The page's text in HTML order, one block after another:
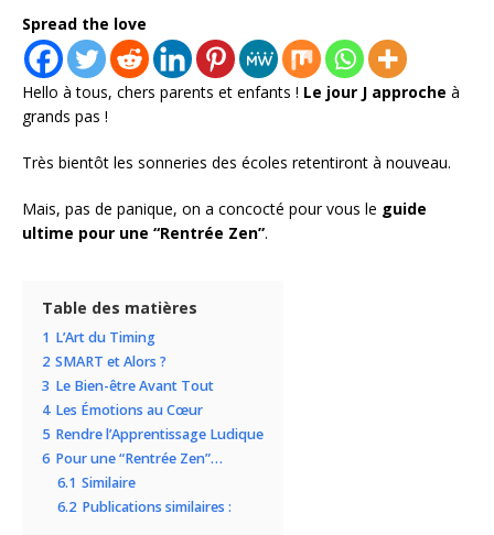
Spread the love
Hello à tous, chers parents et enfants ! Le jour J approche à
grands pas !
Très bientôt les sonneries des écoles retentiront à nouveau.
Mais, pas de panique, on a concocté pour vous le guide
ultime pour une “Rentrée Zen”.
Table des matières
1 L’Art du Timing
2 SMART et Alors ?
3 Le Bien-être Avant Tout
4 Les Émotions au Cœur
5 Rendre l’Apprentissage Ludique
6 Pour une “Rentrée Zen”…
6.1 Similaire
6.2 Publications similaires :